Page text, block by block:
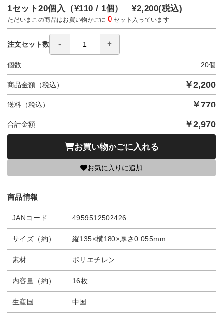
1セット20個入（¥110 / 1個）¥2,200(税込)
ただいまこの商品はお買い物かごに0 セット入っています
注文セット数
個数 20個
商品金額（税込） ￥2,200
送料（税込） ￥770
合計金額 ￥2,970
お買い物かごに入れる
お気に入りに追加
商品情報
JANコード 4959512502426
サイズ（約） 縦135×横180×厚さ0.055mm
素材 ポリエチレン
内容量（約） 16枚
生産国 中国